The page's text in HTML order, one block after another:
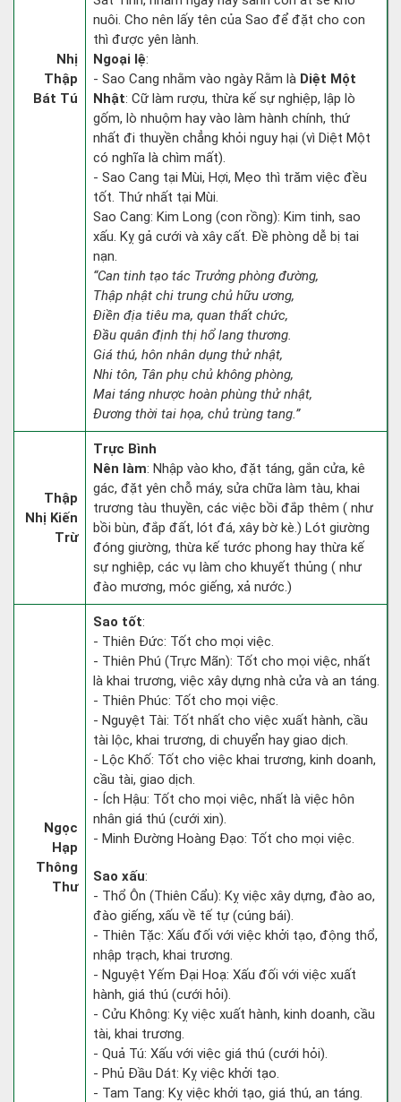
Nhị
Thập
Bát Tú
nuôi. Cho nên lấy tên của Sao để đặt cho con
thì được yên lành.
Ngoại lệ:
- Sao Cang nhằm vào ngày Rằm là Diệt Một
Nhật: Cữ làm rượu, thừa kế sự nghiệp, lập lò
gốm, lò nhuộm hay vào làm hành chính, thứ
nhất đi thuyền chẳng khỏi nguy hại (vì Diệt Một
có nghĩa là chìm mất).
- Sao Cang tại Mùi, Hợi, Mẹo thì trăm việc đều
tốt. Thứ nhất tại Mùi.
Sao Cang: Kim Long (con rồng): Kim tinh, sao
xấu. Kỵ gả cưới và xây cất. Đề phòng dễ bị tai
nạn.
“Can tinh tạo tác Trưởng phòng đường,
Thập nhật chi trung chủ hữu ương,
Điền địa tiêu ma, quan thất chức,
Đầu quân định thị hổ lang thương.
Giá thú, hôn nhân dụng thử nhật,
Nhi tôn, Tân phụ chủ không phòng,
Mai táng nhược hoàn phùng thử nhật,
Đương thời tai họa, chủ trùng tang.”
Thập
Nhị Kiến
Trừ
Trực Bình
Nên làm: Nhập vào kho, đặt táng, gắn cửa, kê
gác, đặt yên chỗ máy, sửa chữa làm tàu, khai
trương tàu thuyền, các việc bồi đắp thêm ( như
bồi bùn, đắp đất, lót đá, xây bờ kè.) Lót giường
đóng giường, thừa kế tước phong hay thừa kế
sự nghiệp, các vụ làm cho khuyết thủng ( như
đào mương, móc giếng, xả nước.)
Ngọc
Hạp
Thông
Thư
Sao tốt:
- Thiên Đức: Tốt cho mọi việc.
- Thiên Phú (Trực Mãn): Tốt cho mọi việc, nhất
là khai trương, việc xây dựng nhà cửa và an táng.
- Thiên Phúc: Tốt cho mọi việc.
- Nguyệt Tài: Tốt nhất cho việc xuất hành, cầu
tài lộc, khai trương, di chuyển hay giao dịch.
- Lộc Khố: Tốt cho việc khai trương, kinh doanh,
cầu tài, giao dịch.
- Ích Hậu: Tốt cho mọi việc, nhất là việc hôn
nhân giá thú (cưới xin).
- Minh Đường Hoàng Đạo: Tốt cho mọi việc.
Sao xấu:
- Thổ Ôn (Thiên Cẩu): Kỵ việc xây dựng, đào ao,
đào giếng, xấu về tế tự (cúng bái).
- Thiên Tặc: Xấu đối với việc khởi tạo, động thổ,
nhập trạch, khai trương.
- Nguyệt Yếm Đại Hoạ: Xấu đối với việc xuất
hành, giá thú (cưới hỏi).
- Cửu Không: Kỵ việc xuất hành, kinh doanh, cầu
tài, khai trương.
- Quả Tú: Xấu với việc giá thú (cưới hỏi).
- Phủ Đầu Dát: Kỵ việc khởi tạo.
- Tam Tang: Kỵ việc khởi tạo, giá thú, an táng.